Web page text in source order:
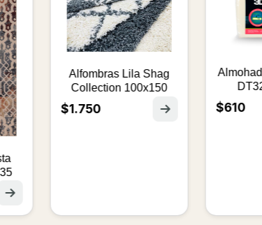
Alfombras Lila Shag
Collection 100x150
$1.750
Almohada
$610